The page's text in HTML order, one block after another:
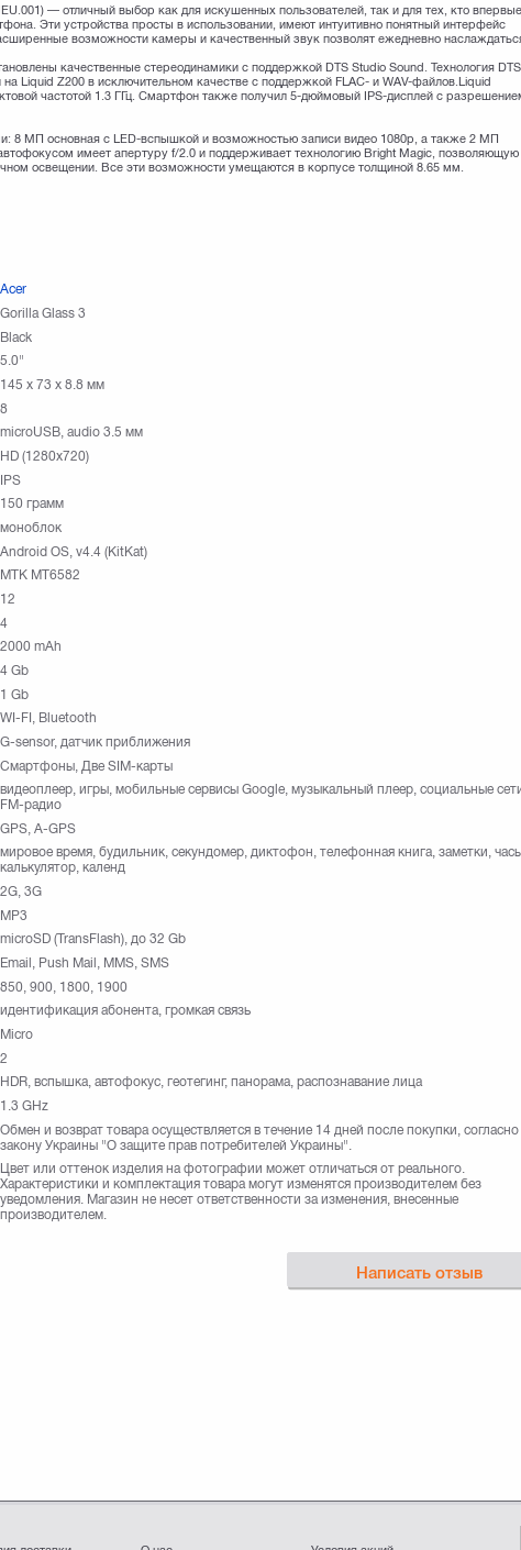
— отличный выбор как для искушенных пользователей, так и для тех, кто
Эти устройства просты в использовании, имеют интуитивно понятный интерфейс
возможности камеры и качественный звук позволят ежедневно
качественные стереодинамики с поддержкой DTS Studio Sound. Технология DTS
Liquid Z200 в исключительном качестве с поддержкой FLAC- и WAV-файлов.Liquid
частотой 1.3 ГГц. Смартфон также получил 5-дюймовый IPS-дисплей с
8 МП основная с LED-вспышкой и возможностью записи видео 1080p, а также 2 МП
имеет апертуру f/2.0 и поддерживает технологию Bright Magic, позволяющую
освещении. Все эти возможности умещаются в корпусе толщиной 8.65 мм.
Acer
Gorilla Glass 3
Black
5.0"
145 x 73 x 8.8 мм
8
microUSB, audio 3.5 мм
HD (1280х720)
IPS
150 грамм
моноблок
Android OS, v4.4 (KitKat)
MTK MT6582
12
4
2000 mAh
4 Gb
1 Gb
WI-FI, Bluetooth
G-sensor, датчик приближения
Смартфоны, Две SIM-карты
видеоплеер, игры, мобильные сервисы Google, музыкальный плеер, социальные
FM-радио
GPS, A-GPS
мировое время, будильник, секундомер, диктофон, телефонная книга, заметки,
калькулятор, календ
2G, 3G
MP3
microSD (TransFlash), до 32 Gb
Email, Push Mail, MMS, SMS
850, 900, 1800, 1900
идентификация абонента, громкая связь
Micro
2
HDR, вспышка, автофокус, геотегинг, панорама, распознавание лица
1.3 GHz
Обмен и возврат товара осуществляется в течение 14 дней после покупки, согласно
закону Украины "О защите прав потребителей Украины".
Цвет или оттенок изделия на фотографии может отличаться от реального.
Характеристики и комплектация товара могут изменятся производителем без
уведомления. Магазин не несет ответственности за изменения, внесенные
производителем.
Написать отзыв